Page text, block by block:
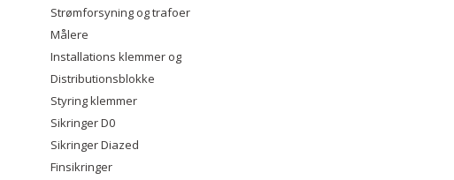
Strømforsyning og trafoer
Målere
Installations klemmer og
Distributionsblokke
Styring klemmer
Sikringer D0
Sikringer Diazed
Finsikringer